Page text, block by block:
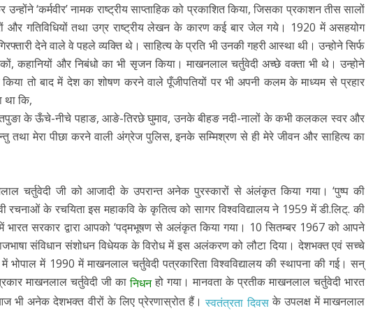
‘कर्मवीर’ नामक राष्ट्रीय साप्ताहिक को प्रकाशित किया, जिसका प्रकाशन तीस सालों
और गतिविधियों तथा उग्र राष्ट्रीय लेखन के कारण कई बार जेल गये। 1920 में असहयोग
देने वाले वे पहले व्यक्ति थे। साहित्य के प्रति भी उनकी गहरी आस्था थी। उन्होने सिर्फ
कहानियों और निबंधो का भी सृजन किया। माखनलाल चर्तुवेदी अच्छे वक्ता भी थे। उन्होने
तो बाद में देश का शोषण करने वाले पूँजीपतियों पर भी अपनी कलम के माध्यम से प्रहार
था कि,
सतपुङा के ऊँचे-नीचे पहाङ, आङे-तिरछे घुमाव, उनके बीहङ नदी-नालों के कभी कलकल स्वर और
तथा मेरा पीछा करने वाली अंग्रेज पुलिस, इनके सम्मिश्रण से ही मेरे जीवन और साहित्य का
चर्तुवेदी जी को आजादी के उपरान्त अनेक पुरस्कारों से अंलंकृत किया गया। ‘पुष्प की
रचनाओं के रचयिता इस महाकवि के कृतित्व को सागर विश्वविद्यालय ने 1959 में डी.लिट्. की
भारत सरकार द्वारा आपको ‘पद्मभूषण से अलंकृत किया गया। 10 सितम्बर 1967 को आपने
संविधान संशोधन विधेयक के विरोध में इस अलंकरण को लौटा दिया। देशभक्त एवं सच्चे
भोपाल में 1990 में माखनलाल चर्तुवेदी पत्रकारिता विश्वविद्यालय की स्थापना की गई। सन्
माखनलाल चर्तुवेदी जी कानिधनहो गया। मानवता के प्रतीक माखनलाल चर्तुवेदी भारत
भी अनेक देशभक्त वीरों के लिए प्रेरणास्रोत हैं।स्वतंत्रता दिवसके उपलक्ष में माखनलाल